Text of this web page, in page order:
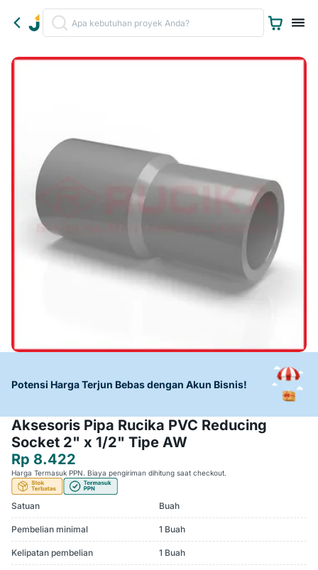
Potensi Harga Terjun Bebas dengan Akun Bisnis!
Aksesoris Pipa Rucika PVC Reducing
Socket 2" x 1/2" Tipe AW
Rp 8.422
Harga Termasuk PPN. Biaya pengiriman dihitung saat checkout.
Satuan Buah
Pembelian minimal 1 Buah
Kelipatan pembelian 1 Buah